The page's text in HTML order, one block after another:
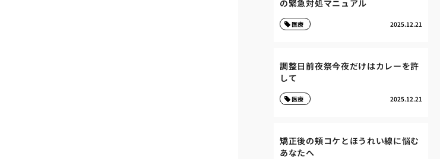
の緊急対処マニュアル
2025.12.21
医療
調整日前夜祭今夜だけはカレーを許
して
2025.12.21
医療
矯正後の頬コケとほうれい線に悩む
あなたへ